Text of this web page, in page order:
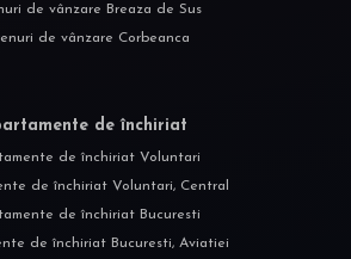
de vânzare Breaza de Sus
de vânzare Corbeanca
de închiriat
de închiriat Voluntari
de închiriat Voluntari, Central
de închiriat Bucuresti
de închiriat Bucuresti, Aviatiei